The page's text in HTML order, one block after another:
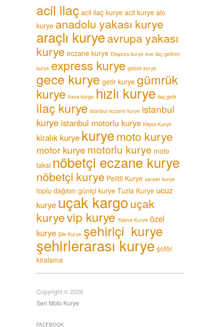
acil ilaç acil ilaç kurye acil kurye alo
kurye anadolu yakası kurye
araçlı kuryeavrupa yakası
kurye eczane kurye Ekspres kurye eve ilaç getiren
kurye express kurye gebze kurye
gece kurye getir kurye gümrük
kurye hava kargo hızlı kurye ilaç getir
ilaç kurye istanbul eczane kurye istanbul
kurye istanbul motorlu kurye Kilyos Kurye
kiralık kurye kuryemoto kurye
motor kurye motorlu kurye moto
taksi nöbetçi eczane kurye
nöbetçi kurye Pelitli Kurye sarıyer kurye
toplu dağıtım güniçi kurye Tuzla Kurye ucuz
kurye uçak kargouçak
kuryevip kurye Yalova Kurye özel
kurye Şile Kurye şehiriçi kurye
şehirlerarası kurye şoför
kiralama
Copyright © 2026
Seri Moto Kurye
FACEBOOK